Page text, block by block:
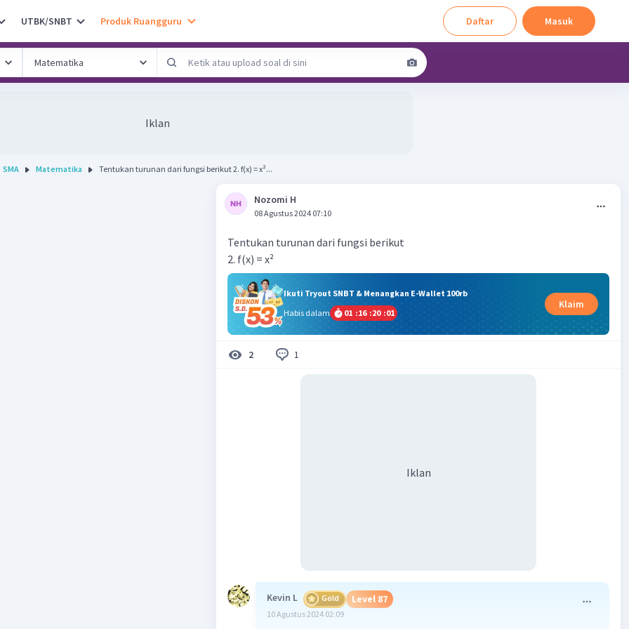
UTBK/SNBT Produk Ruangguru Daftar Masuk
Iklan
SMA Matematika Tentukan turunan dari fungsi berikut 2. f(x) = x²...
Nozomi H
08 Agustus 2024 07:10
Tentukan turunan dari fungsi berikut
2. f(x) = x²
Ikuti Tryout SNBT & Menangkan E-Wallet 100rb
Habis dalam
01 :16 :20 :01
Klaim
2 1
Iklan
Kevin L Gold Level 87
10 Agustus 2024 02:09